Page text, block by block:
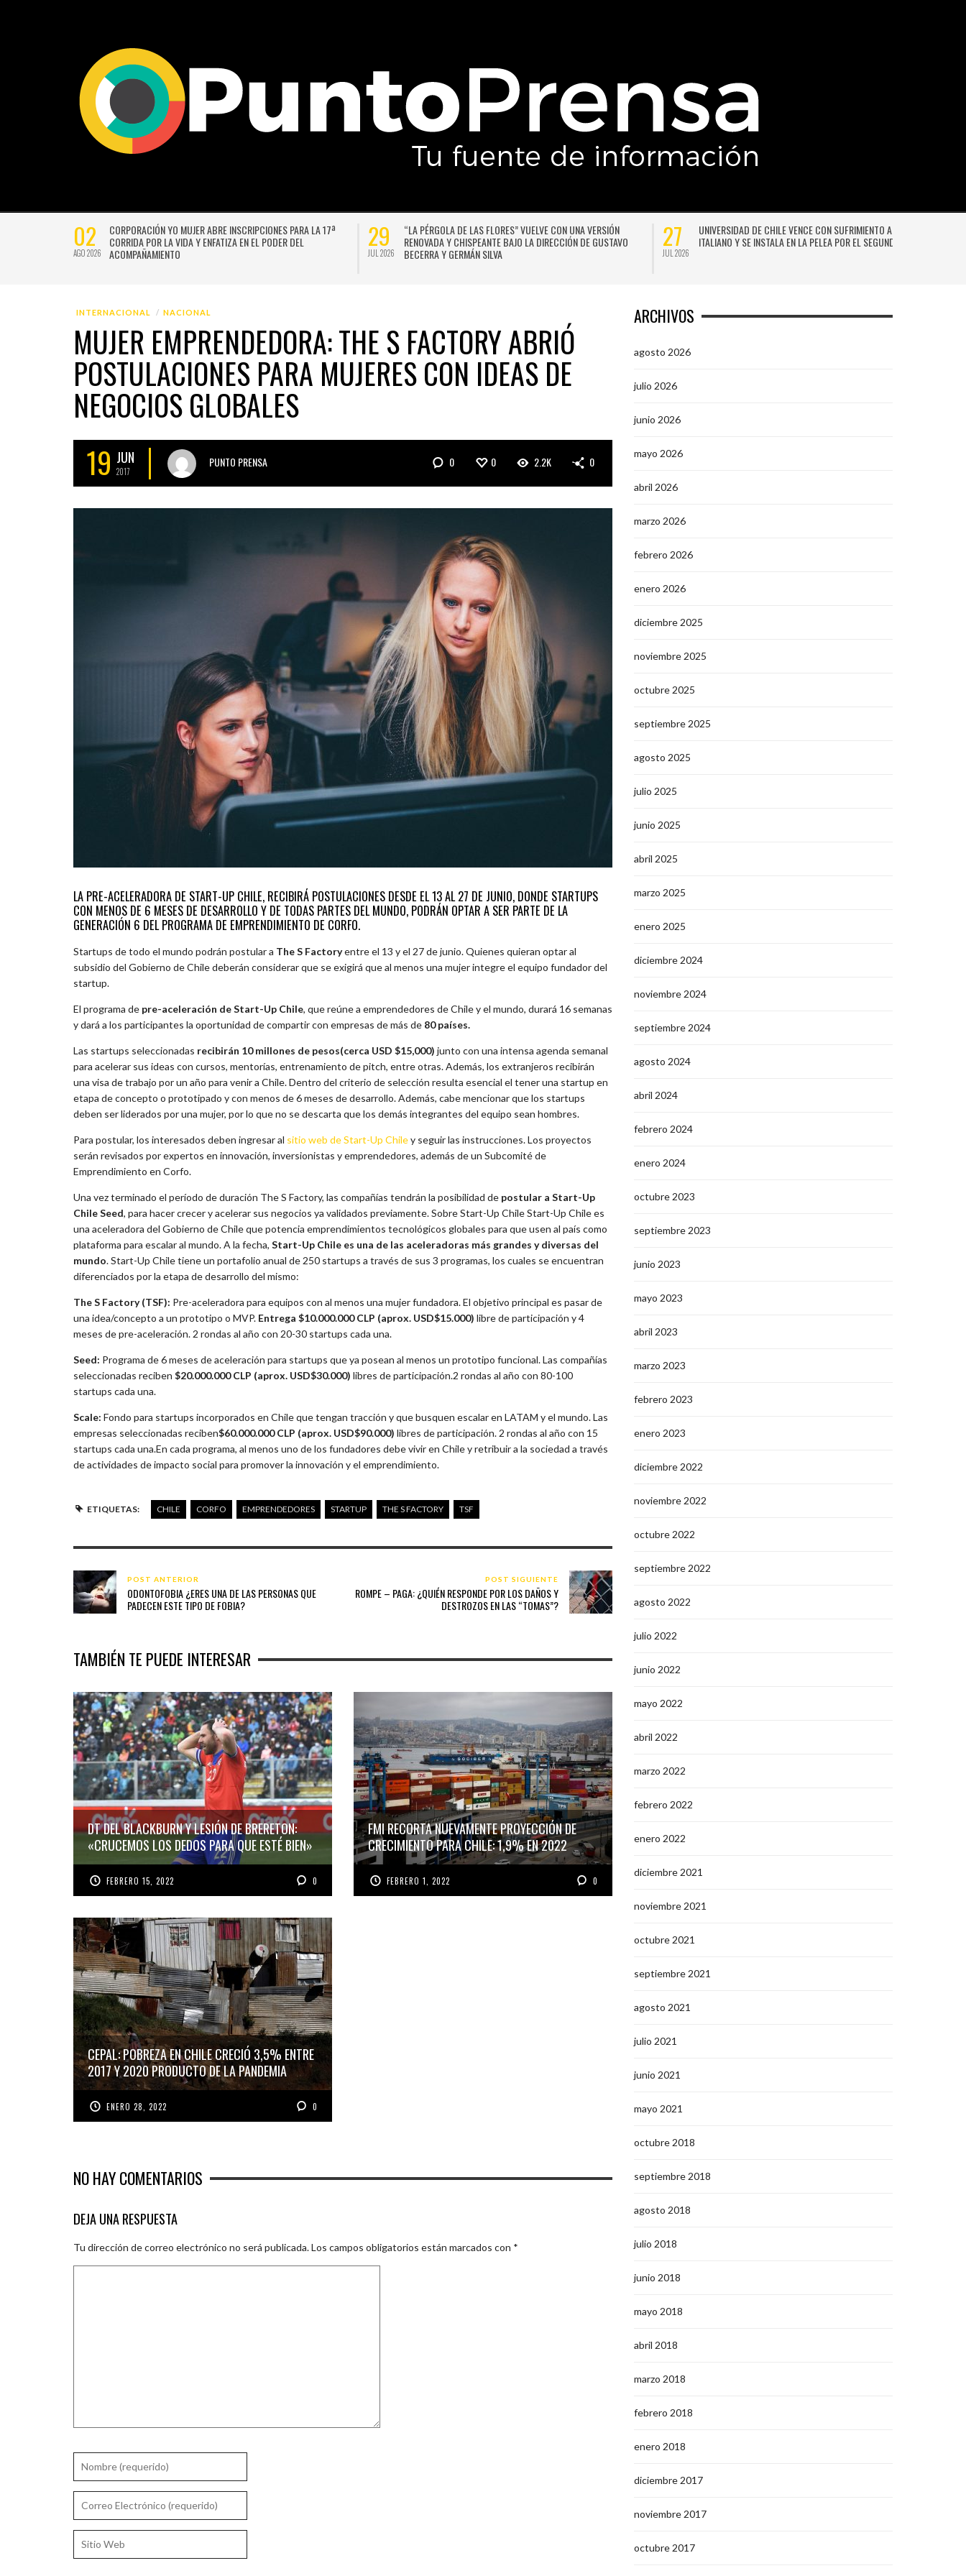
02
AGO 2026
CORPORACIÓN YO MUJER ABRE INSCRIPCIONES PARA LA 17ª
CORRIDA POR LA VIDA Y ENFATIZA EN EL PODER DEL
ACOMPAÑAMIENTO
29
JUL 2026
“LA PÉRGOLA DE LAS FLORES” VUELVE CON UNA VERSIÓN
RENOVADA Y CHISPEANTE BAJO LA DIRECCIÓN DE GUSTAVO
BECERRA Y GERMÁN SILVA
27
JUL 2026
UNIVERSIDAD DE CHILE VENCE CON SUFRIMIENTO A AUDAX
ITALIANO Y SE INSTALA EN LA PELEA POR EL SEGUNDO LUGAR
INTERNACIONAL NACIONAL
MUJER EMPRENDEDORA: THE S FACTORY ABRIÓ
POSTULACIONES PARA MUJERES CON IDEAS DE
NEGOCIOS GLOBALES
19 JUN
2017
PUNTO PRENSA 0 0 2.2K 0
LA PRE-ACELERADORA DE START-UP CHILE, RECIBIRÁ POSTULACIONES DESDE EL 13 AL 27 DE JUNIO, DONDE STARTUPS
CON MENOS DE 6 MESES DE DESARROLLO Y DE TODAS PARTES DEL MUNDO, PODRÁN OPTAR A SER PARTE DE LA
GENERACIÓN 6 DEL PROGRAMA DE EMPRENDIMIENTO DE CORFO.
Startups de todo el mundo podrán postular a The S Factoryentre el 13 y el 27 de junio. Quienes quieran optar al
subsidio del Gobierno de Chile deberán considerar que se exigirá que al menos una mujer integre el equipo fundador del
startup.
El programa de pre-aceleración de Start-Up Chile, que reúne a emprendedores de Chile y el mundo, durará 16 semanas
y dará a los participantes la oportunidad de compartir con empresas de más de 80 países.
Las startups seleccionadas recibirán 10 millones de pesos(cerca USD $15,000) junto con una intensa agenda semanal
para acelerar sus ideas con cursos, mentorías, entrenamiento de pitch, entre otras. Además, los extranjeros recibirán
una visa de trabajo por un año para venir a Chile. Dentro del criterio de selección resulta esencial el tener una startup en
etapa de concepto o prototipado y con menos de 6 meses de desarrollo. Además, cabe mencionar que los startups
deben ser liderados por una mujer, por lo que no se descarta que los demás integrantes del equipo sean hombres.
Para postular, los interesados deben ingresar al sitio web de Start-Up Chiley seguir las instrucciones. Los proyectos
serán revisados por expertos en innovación, inversionistas y emprendedores, además de un Subcomité de
Emprendimiento en Corfo.
Una vez terminado el período de duración The S Factory, las compañías tendrán la posibilidad de postular a Start-Up
Chile Seed, para hacer crecer y acelerar sus negocios ya validados previamente. Sobre Start-Up Chile Start-Up Chile es
una aceleradora del Gobierno de Chile que potencia emprendimientos tecnológicos globales para que usen al país como
plataforma para escalar al mundo. A la fecha, Start-Up Chile es una de las aceleradoras más grandes y diversas del
mundo. Start-Up Chile tiene un portafolio anual de 250 startups a través de sus 3 programas, los cuales se encuentran
diferenciados por la etapa de desarrollo del mismo:
The S Factory (TSF): Pre-aceleradora para equipos con al menos una mujer fundadora. El objetivo principal es pasar de
una idea/concepto a un prototipo o MVP. Entrega $10.000.000 CLP (aprox. USD$15.000) libre de participación y 4
meses de pre-aceleración. 2 rondas al año con 20-30 startups cada una.
Seed: Programa de 6 meses de aceleración para startups que ya posean al menos un prototipo funcional. Las compañías
seleccionadas reciben $20.000.000 CLP (aprox. USD$30.000) libres de participación.2 rondas al año con 80-100
startups cada una.
Scale: Fondo para startups incorporados en Chile que tengan tracción y que busquen escalar en LATAM y el mundo. Las
empresas seleccionadas reciben$60.000.000 CLP (aprox. USD$90.000) libres de participación. 2 rondas al año con 15
startups cada una.En cada programa, al menos uno de los fundadores debe vivir en Chile y retribuir a la sociedad a través
de actividades de impacto social para promover la innovación y el emprendimiento.
ETIQUETAS: CHILE CORFO EMPRENDEDORES STARTUP THE S FACTORY TSF
POST ANTERIOR
ODONTOFOBIA ¿ERES UNA DE LAS PERSONAS QUE
PADECEN ESTE TIPO DE FOBIA?
POST SIGUIENTE
ROMPE – PAGA: ¿QUIÉN RESPONDE POR LOS DAÑOS Y
DESTROZOS EN LAS “TOMAS”?
TAMBIÉN TE PUEDE INTERESAR
DT DEL BLACKBURN Y LESIÓN DE BRERETON:
«CRUCEMOS LOS DEDOS PARA QUE ESTÉ BIEN»
FEBRERO 15, 2022 0
FMI RECORTA NUEVAMENTE PROYECCIÓN DE
CRECIMIENTO PARA CHILE: 1,9% EN 2022
FEBRERO 1, 2022 0
CEPAL: POBREZA EN CHILE CRECIÓ 3,5% ENTRE
2017 Y 2020 PRODUCTO DE LA PANDEMIA
ENERO 28, 2022 0
NO HAY COMENTARIOS
DEJA UNA RESPUESTA
Tu dirección de correo electrónico no será publicada.Los campos obligatorios están marcados con *
ARCHIVOS
agosto 2026
julio 2026
junio 2026
mayo 2026
abril 2026
marzo 2026
febrero 2026
enero 2026
diciembre 2025
noviembre 2025
octubre 2025
septiembre 2025
agosto 2025
julio 2025
junio 2025
abril 2025
marzo 2025
enero 2025
diciembre 2024
noviembre 2024
septiembre 2024
agosto 2024
abril 2024
febrero 2024
enero 2024
octubre 2023
septiembre 2023
junio 2023
mayo 2023
abril 2023
marzo 2023
febrero 2023
enero 2023
diciembre 2022
noviembre 2022
octubre 2022
septiembre 2022
agosto 2022
julio 2022
junio 2022
mayo 2022
abril 2022
marzo 2022
febrero 2022
enero 2022
diciembre 2021
noviembre 2021
octubre 2021
septiembre 2021
agosto 2021
julio 2021
junio 2021
mayo 2021
octubre 2018
septiembre 2018
agosto 2018
julio 2018
junio 2018
mayo 2018
abril 2018
marzo 2018
febrero 2018
enero 2018
diciembre 2017
noviembre 2017
octubre 2017